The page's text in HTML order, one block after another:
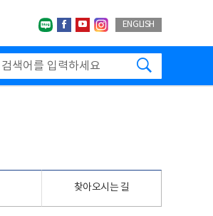
네이버블로그
페이스북
유투브인스타그랩
ENGLISH
찾아오시는 길